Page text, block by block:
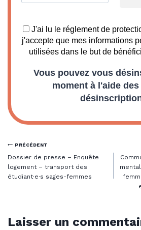
J'ai lu le réglement de
j'accepte que mes informations
utilisées dans le but de
Vous pouvez vous
moment à l'aide
Navigation
de
PRÉCÉDENT
Dossier de presse – Enquête
logement – transport des
étudiant·e·s sages-femmes
Laisser un